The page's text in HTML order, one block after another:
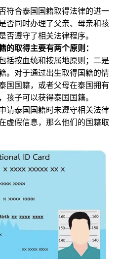
符合泰国国籍取得法律的进一
否同时办理了父亲、母亲和孩
否遵守了相关法律程序。
的取得主要有两个原则：
括按血统和按属地原则；二是
。对于通过出生取得国籍的情
国国籍，或者父母在泰国拥有
孩子可以获得泰国国籍。
请泰国国籍时未遵守相关法律
虚假信息，那么他们的国籍取